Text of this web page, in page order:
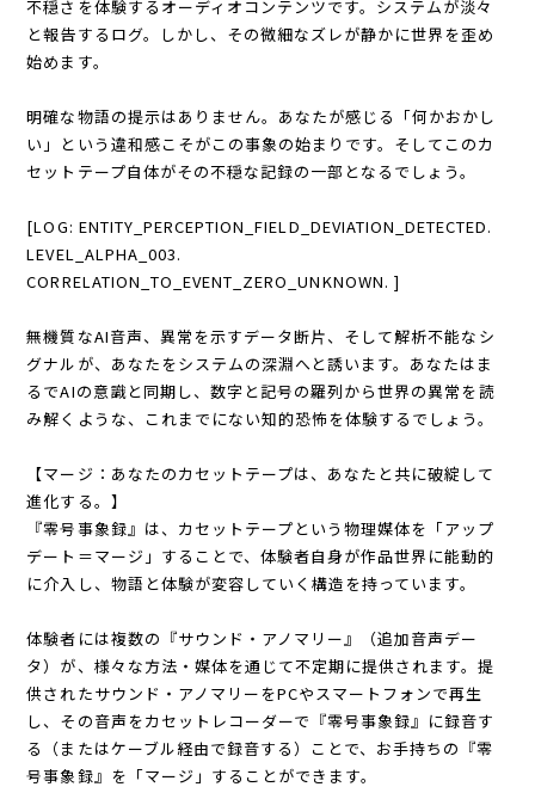
不穏さを体験するオーディオコンテンツです。システムが淡々
と報告するログ。しかし、その微細なズレが静かに世界を歪め
始めます。
明確な物語の提示はありません。あなたが感じる「何かおかし
い」という違和感こそがこの事象の始まりです。そしてこのカ
セットテープ自体がその不穏な記録の一部となるでしょう。
[LOG: ENTITY_PERCEPTION_FIELD_DEVIATION_DETECTED.
LEVEL_ALPHA_003.
CORRELATION_TO_EVENT_ZERO_UNKNOWN. ]
無機質なAI音声、異常を示すデータ断片、そして解析不能なシ
グナルが、あなたをシステムの深淵へと誘います。あなたはま
るでAIの意識と同期し、数字と記号の羅列から世界の異常を読
み解くような、これまでにない知的恐怖を体験するでしょう。
【マージ：あなたのカセットテープは、あなたと共に破綻して
進化する。】
『零号事象録』は、カセットテープという物理媒体を「アップ
デート＝マージ」することで、体験者自身が作品世界に能動的
に介入し、物語と体験が変容していく構造を持っています。
体験者には複数の『サウンド・アノマリー』（追加音声デー
タ）が、様々な方法・媒体を通じて不定期に提供されます。提
供されたサウンド・アノマリーをPCやスマートフォンで再生
し、その音声をカセットレコーダーで『零号事象録』に録音す
る（またはケーブル経由で録音する）ことで、お手持ちの『零
号事象録』を「マージ」することができます。